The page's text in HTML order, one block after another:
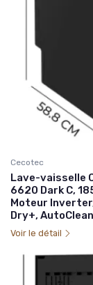
Cecotec
Lave-vaisselle
6620 Dark C,
Moteur
Dry+,
Voir le détail